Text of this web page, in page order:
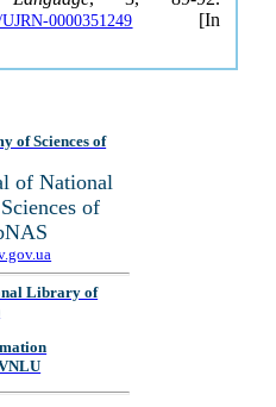
0000351249 [In
of Sciences of
of National
of
Library of